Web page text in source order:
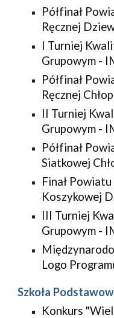
Półfinał
Ręcznej
I Turniej
Grupowym -
Półfinał
Ręcznej
II Turniej
Grupowym -
Półfinał
Siatkowej
Finał
Koszykowej
III Turniej
Grupowym -
Logo
Szkoła
Konkurs